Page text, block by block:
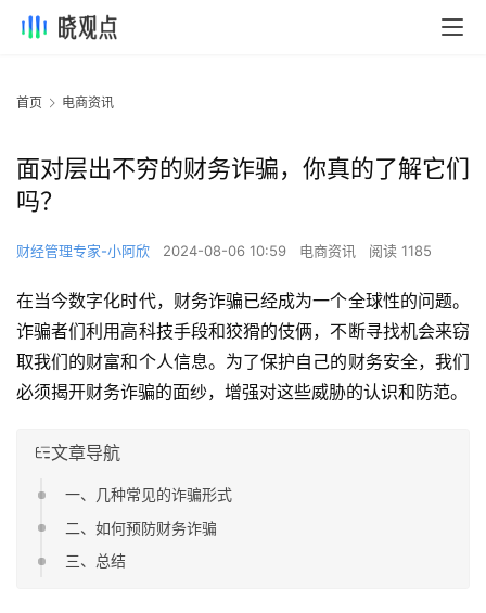
首页 电商资讯
面对层出不穷的财务诈骗，你真的了解它们
吗？
财经管理专家-小阿欣 2024-08-06 10:59 电商资讯 阅读 1185
在当今数字化时代，财务诈骗已经成为一个全球性的问题。
诈骗者们利用高科技手段和狡猾的伎俩，不断寻找机会来窃
取我们的财富和个人信息。为了保护自己的财务安全，我们
必须揭开财务诈骗的面纱，增强对这些威胁的认识和防范。
文章导航
一、几种常见的诈骗形式
二、如何预防财务诈骗
三、总结